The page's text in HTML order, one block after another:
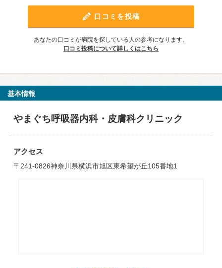
口コミを投稿
あなたの口コミが病院を探している人の参考になります。
口コミ投稿について詳しくはこちら
基本情報
やまぐち呼吸器内科・皮膚科クリニック
アクセス
〒241-0826神奈川県横浜市旭区東希望が丘105番地1